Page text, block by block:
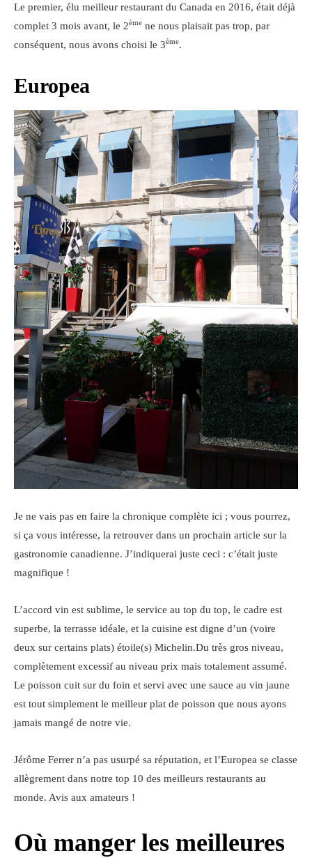
Le premier, élu meilleur restaurant du Canada en 2016, était déjà
complet 3 mois avant, le 2ème ne nous plaisait pas trop, par
conséquent, nous avons choisi le 3ème.
Europea
Je ne vais pas en faire la chronique complète ici ; vous pourrez,
si ça vous intéresse, la retrouver dans un prochain article sur la
gastronomie canadienne. J’indiquerai juste ceci : c’était juste
magnifique !
L’accord vin est sublime, le service au top du top, le cadre est
superbe, la terrasse idéale, et la cuisine est digne d’un (voire
deux sur certains plats) étoile(s) Michelin.Du très gros niveau,
complètement excessif au niveau prix mais totalement assumé.
Le poisson cuit sur du foin et servi avec une sauce au vin jaune
est tout simplement le meilleur plat de poisson que nous ayons
jamais mangé de notre vie.
Jérôme Ferrer n’a pas usurpé sa réputation, et l’Europea se classe
allègrement dans notre top 10 des meilleurs restaurants au
monde. Avis aux amateurs !
Où manger les meilleures